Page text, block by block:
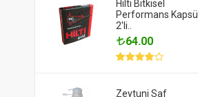
Hilti Bitkisel
Performans Kapsül
2'li..
64.00
Zeytuni Saf